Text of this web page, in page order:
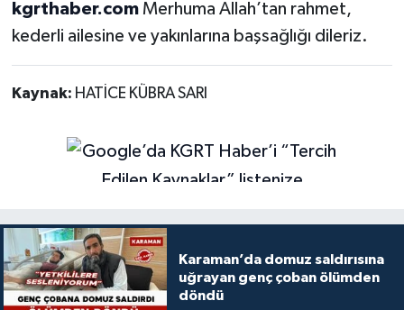
kgrthaber.comMerhuma Allah’tan rahmet,
kederli ailesine ve yakınlarına başsağlığı dileriz.
Kaynak: HATİCE KÜBRA SARI
Karaman’da domuz saldırısına
uğrayan genç çoban ölümden
döndü